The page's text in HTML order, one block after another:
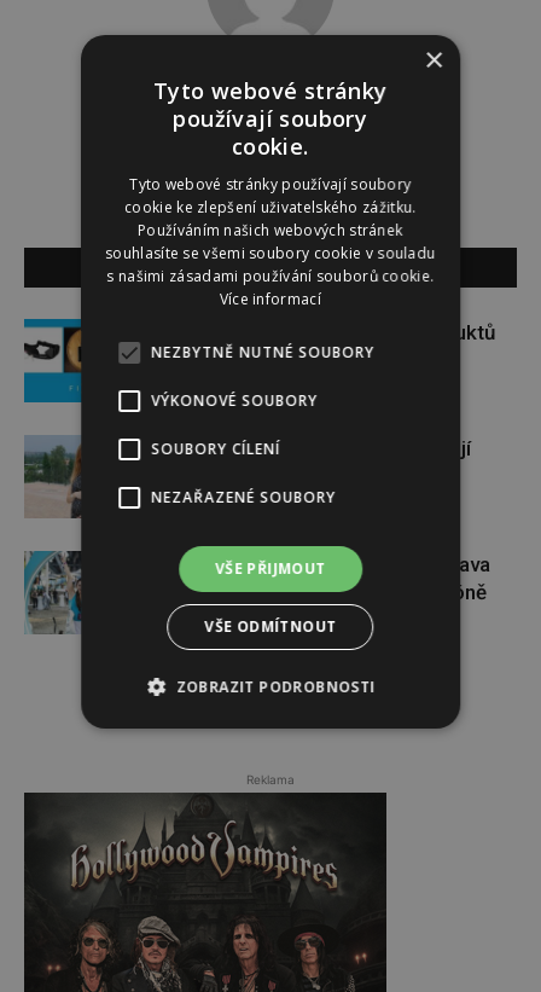
PR ČLÁNEK
SOUVISEJÍCÍ ČLÁNKY
Soutěž o set praktických produktů
značky FIXED
Gabriela Soukalová se nebojí
Dopřejte si na Colours of Ostrava
pauzu plnou zážitků v IQOS zóně
Reklama
×
Tyto webové stránky
používají soubory
cookie.
Tyto webové stránky používají soubory
cookie ke zlepšení uživatelského zážitku.
Používáním našich webových stránek
souhlasíte se všemi soubory cookie v souladu
s našimi zásadami používání souborů cookie.
Více informací
NEZBYTNĚ NUTNÉ SOUBORY
VÝKONOVÉ SOUBORY
SOUBORY CÍLENÍ
NEZAŘAZENÉ SOUBORY
VŠE PŘIJMOUT
VŠE ODMÍTNOUT
ZOBRAZIT PODROBNOSTI